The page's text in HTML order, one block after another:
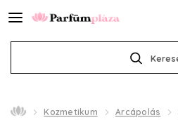
Kozmetikum Arcápolás